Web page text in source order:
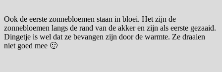
Ook de eerste zonnebloemen staan in bloei. Het zijn de
zonnebloemen langs de rand van de akker en zijn als eerste gezaaid.
Dingetje is wel dat ze bevangen zijn door de warmte. Ze draaien
niet goed mee 🙂